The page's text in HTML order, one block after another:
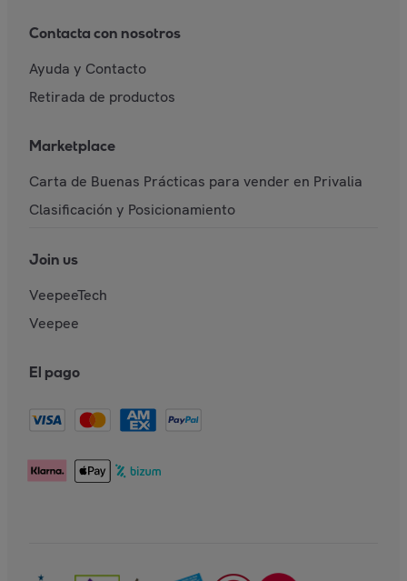
Contacta con nosotros
Ayuda y Contacto
Retirada de productos
Marketplace
Carta de Buenas Prácticas para vender en Privalia
Clasificación y Posicionamiento
Join us
VeepeeTech
Veepee
El pago